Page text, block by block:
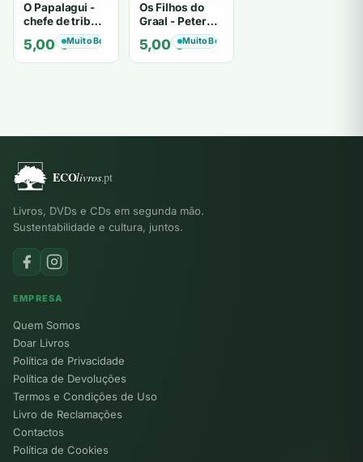
O Papalagui -
chefe de tribo
de tiavéa
5,00€Muito Bom
Os Filhos do
Graal - Peter
Berling
5,00€Muito Bom
Livros, DVDs e CDs em segunda mão.
Sustentabilidade e cultura, juntos.
EMPRESA
Quem Somos
Doar Livros
Política de Privacidade
Política de Devoluções
Termos e Condições de Uso
Livro de Reclamações
Contactos
Política de Cookies